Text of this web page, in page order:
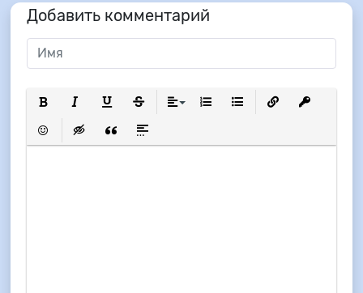
Добавить комментарий
Полужирный
Курсив
Вставить смайлик
Вставка скрытого текста
Вставка цитаты
Вставка спойлера